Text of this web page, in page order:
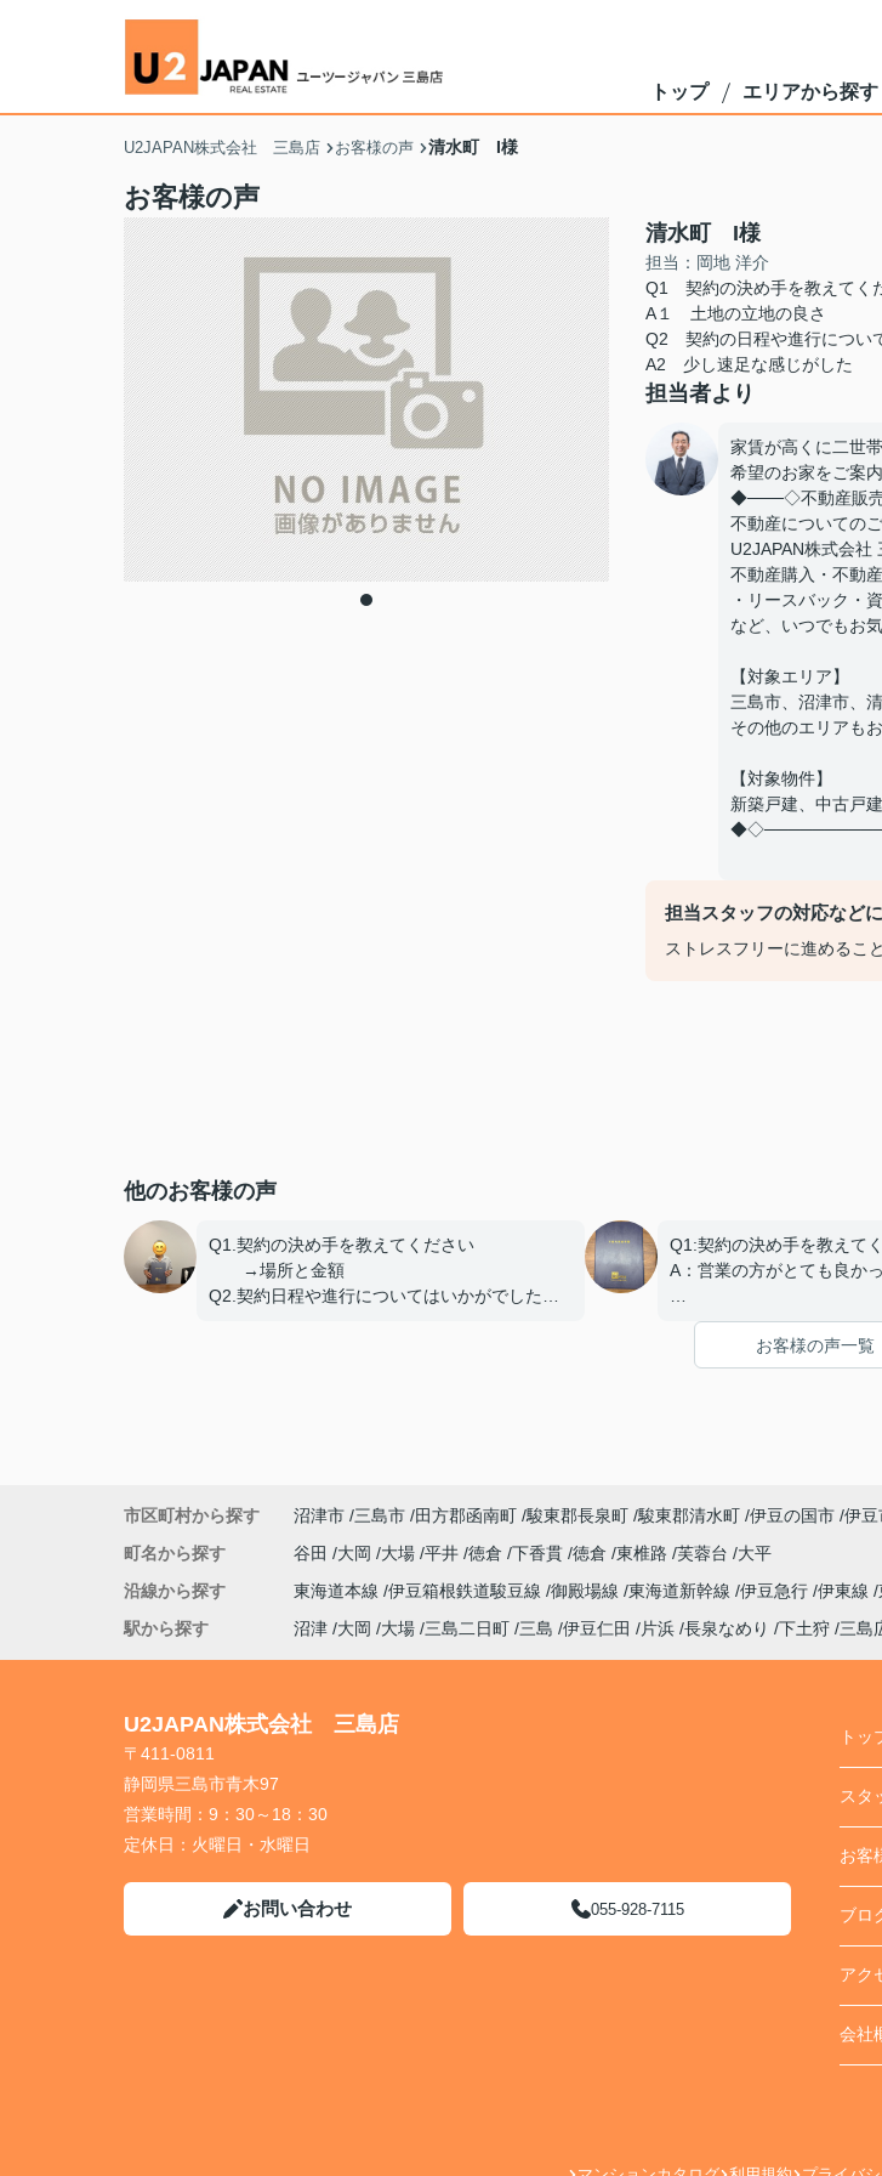
トップ エリアから探す
U2JAPAN株式会社 三島店 お客様の声 清水町 I様
お客様の声
清水町 I様
担当：岡地 洋介
Q1 契約の決め手を教えてく
A１ 土地の立地の良さ
Q2 契約の日程や進行につい
A2 少し速足な感じがした
担当者より
家賃が高くに二世
希望のお家をご案
◆───◇不動産販
不動産についてのご
U2JAPAN株式会社
不動産購入・不動
・リースバック・
など、いつでもお
【対象エリア】
三島市、沼津市、
その他のエリアも
【対象物件】
新築戸建、中古戸
担当スタッフの対応など
ストレスフリーに進めるこ
他のお客様の声
Q1.契約の決め手を教えてください
→場所と金額
Q2.契約日程や進行についてはいかがでしたで
Q1:契約の決め手を教えてく
A：営業の方がとても良か
Q2:契約日程や進行につい
A：円滑におこなっていた
お客様の声一覧
市区町村から探す 沼津市 三島市 田方郡函南町 駿東郡長泉町 駿東郡清水町 伊豆の国市 伊豆
町名から探す
谷田 大岡 大場 平井 徳倉 下香貫 徳倉 東椎路 芙蓉台
大平
沿線から探す
東海道本線 伊豆箱根鉄道駿豆線 御殿場線 東海道新幹線 伊豆急行 伊東線
駅から探す
沼津 大岡 大場 三島二日町 三島 伊豆仁田 片浜 長泉なめり 下土狩 三島
U2JAPAN株式会社 三島店
〒411-0811
静岡県三島市青木97
営業時間： 9：30～18：30
定休日： 火曜日・水曜日
お問い合わせ 055-928-7115
トッ
スタ
お客
ブロ
アク
会社